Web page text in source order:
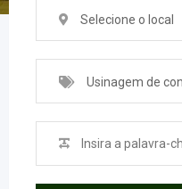
Selecione o local
Usinagem de
Whitworth